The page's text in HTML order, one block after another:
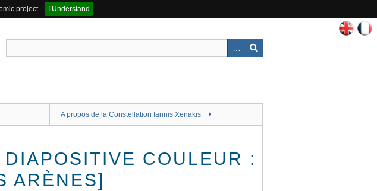
project.
I Understand
A propos de la Constellation Iannis Xenakis
COULEUR :
ARÈNES]